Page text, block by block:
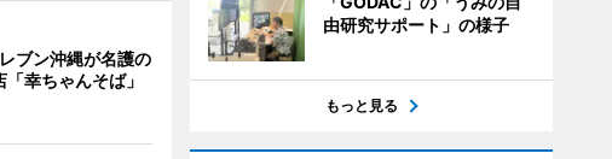
ブン沖縄が名護の
幸ちゃんそば」
由研究サポート」の様子
もっと見る